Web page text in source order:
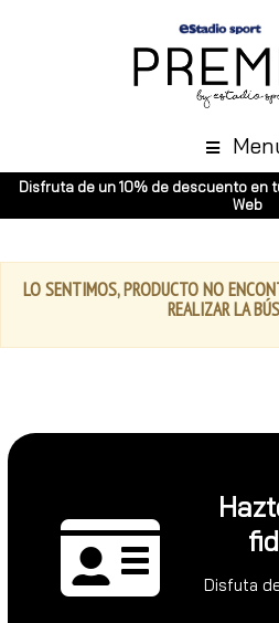
Disfruta de un 10% de descuento en
Web
LO SENTIMOS, PRODUCTO NO
REALIZAR LA
Disfuta